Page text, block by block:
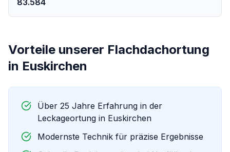
83.584
Vorteile unserer Flachdachortung
in Euskirchen
Über 25 Jahre Erfahrung in der
Leckageortung in Euskirchen
Modernste Technik für präzise Ergebnisse